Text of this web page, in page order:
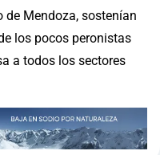
de Mendoza, sostenían
los pocos peronistas
a todos los sectores